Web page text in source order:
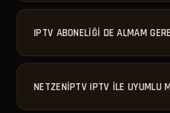
Cihaz değişikliği durumunda
iletişime geçin. Koşullara göre
IPTV ABONELIĞI DE ALMAM
Evet. Aktivasyon sadece
IPTV kanallarını izlemek için
NETZENIPTV IPTV ILE UYUMLU